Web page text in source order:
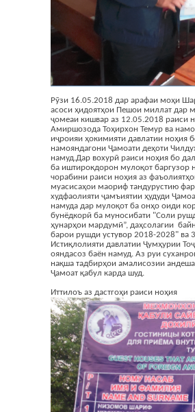
Рӯзи 16.05.2018 дар арафаи моҳи
асоси ҳидоятҳои Пешои миллат дар
ҷомеаи кишвар аз 12.05.2018 раиси
Амиршозода Тоҳирхон Темур ва
иҷроияи ҳокимияти давлатии ноҳия
намояндагони Ҷамоати деҳоти
намуд.Дар вохурӣ раиси ноҳия бо
ба иштирокдорон мулоқот баргузор
чорабини раиси ноҳия аз
муасисаҳои маориф тандурустию
худфаолияти ҷамъиятии ҳудуди
намуда дар мулоқот ба онҳо оиди
бунёдкорӣ ба муносибати "Соли
ҳунарҳои мардумӣ”, даҳсолагии
барои рушди устувор 2018-2028" ва
Истиқлолияти давлатии Ҷумҳурии
ояндасоз баён намуд. Аз руи
нақша тадбирҳои амалисозии
Ҷамоат қабул карда шуд.
Иттилоъ аз дастгоҳи раиси ноҳия